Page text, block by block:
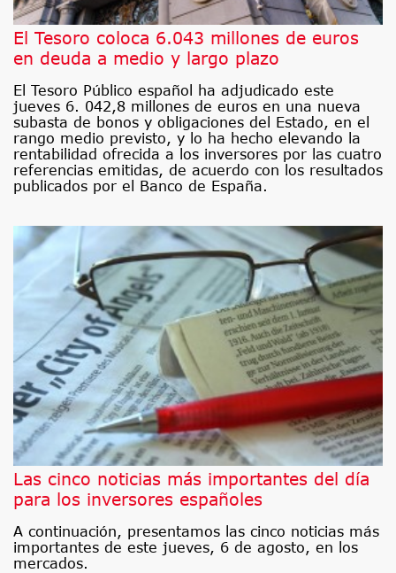
El Tesoro coloca 6.043 millones de euros
en deuda a medio y largo plazo
El Tesoro Público español ha adjudicado este
jueves 6. 042,8 millones de euros en una nueva
subasta de bonos y obligaciones del Estado, en el
rango medio previsto, y lo ha hecho elevando la
rentabilidad ofrecida a los inversores por las cuatro
referencias emitidas, de acuerdo con los resultados
publicados por el Banco de España.
Las cinco noticias más importantes del día
para los inversores españoles
A continuación, presentamos las cinco noticias más
importantes de este jueves, 6 de agosto, en los
mercados.